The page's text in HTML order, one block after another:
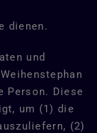
dienen.
und
Person. Diese
um (1) die
(2)